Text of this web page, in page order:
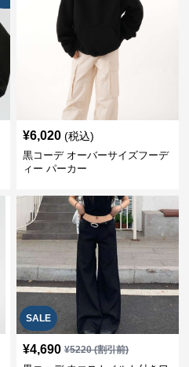
¥6,020 (税込)
黒コーデ オーバーサイズフーデ
ィー パーカー
SALE
¥4,690 ¥5220(割引前)